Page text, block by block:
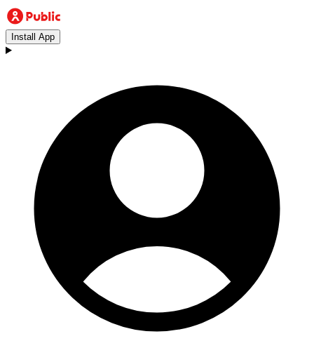
Install App